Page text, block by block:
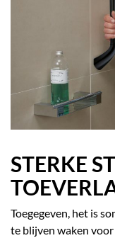
STERKE
Toegegeven, het is
te blijven waken